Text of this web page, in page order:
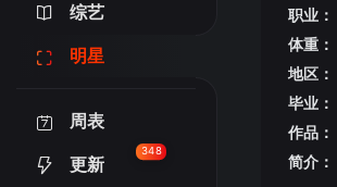
综艺
明星
周表
更新
348
职业：
体重：
地区：
毕业：
作品：
简介：